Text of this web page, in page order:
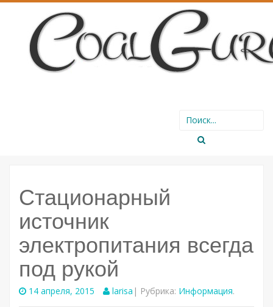
Search
for:
Стационарный
источник
электропитания всегда
под рукой
14 апреля, 2015 larisa | Рубрика: Информация.